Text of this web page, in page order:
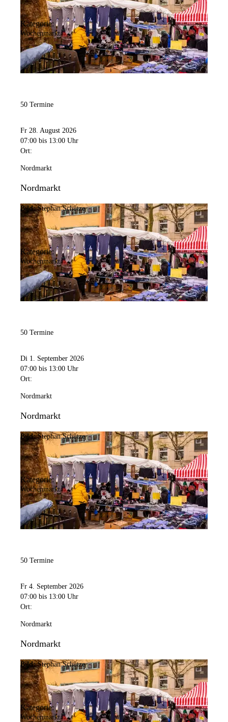
Kategorie:
Wochenmarkt
50 Termine
Fr 28. August 2026
07:00 bis 13:00 Uhr
Ort:
Nordmarkt
Nordmarkt
Bild: Stephan Schütze
Kategorie:
Wochenmarkt
50 Termine
Di 1. September 2026
07:00 bis 13:00 Uhr
Ort:
Nordmarkt
Nordmarkt
Bild: Stephan Schütze
Kategorie:
Wochenmarkt
50 Termine
Fr 4. September 2026
07:00 bis 13:00 Uhr
Ort:
Nordmarkt
Nordmarkt
Bild: Stephan Schütze
Kategorie:
Wochenmarkt